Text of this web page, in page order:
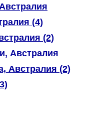
(4)
(2)
Австралия
Австралия (2)